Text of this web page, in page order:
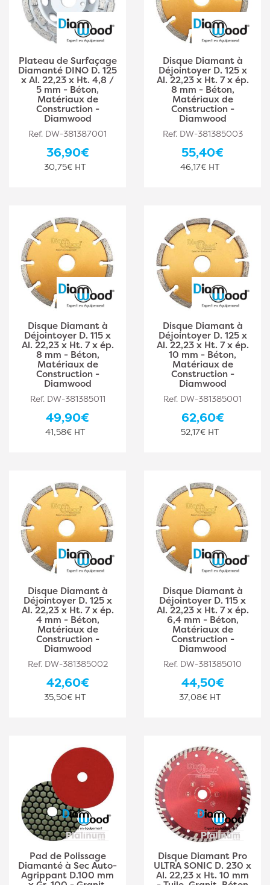
Plateau de Surfaçage
Diamanté DINO D. 125
x Al. 22,23 x Ht. 4,8 /
5 mm - Béton,
Matériaux de
Construction -
Diamwood
Ref. DW-381387001
36,90€
30,75€ HT
Disque Diamant à
Déjointoyer D. 125 x
Al. 22,23 x Ht. 7 x ép.
8 mm - Béton,
Matériaux de
Construction -
Diamwood
Ref. DW-381385003
55,40€
46,17€ HT
Disque Diamant à
Déjointoyer D. 115 x
Al. 22,23 x Ht. 7 x ép.
8 mm - Béton,
Matériaux de
Construction -
Diamwood
Ref. DW-381385011
49,90€
41,58€ HT
Disque Diamant à
Déjointoyer D. 125 x
Al. 22,23 x Ht. 7 x ép.
10 mm - Béton,
Matériaux de
Construction -
Diamwood
Ref. DW-381385001
62,60€
52,17€ HT
Disque Diamant à
Déjointoyer D. 125 x
Al. 22,23 x Ht. 7 x ép.
4 mm - Béton,
Matériaux de
Construction -
Diamwood
Ref. DW-381385002
42,60€
35,50€ HT
Disque Diamant à
Déjointoyer D. 115 x
Al. 22,23 x Ht. 7 x ép.
6,4 mm - Béton,
Matériaux de
Construction -
Diamwood
Ref. DW-381385010
44,50€
37,08€ HT
Pad de Polissage
Diamanté à Sec Auto-
Agrippant D.100 mm
Disque Diamant Pro
ULTRA SONIC D. 230 x
Al. 22,23 x Ht. 10 mm